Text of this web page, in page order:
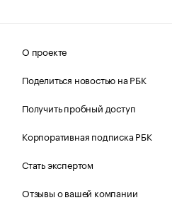
О проекте
Поделиться новостью на РБК
Получить пробный доступ
Корпоративная подписка РБК
Стать экспертом
Отзывы о вашей компании